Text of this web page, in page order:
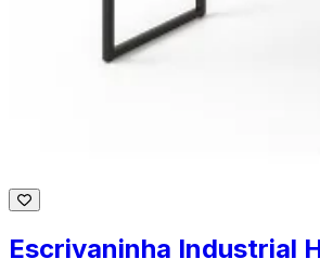
Escrivaninha Industrial